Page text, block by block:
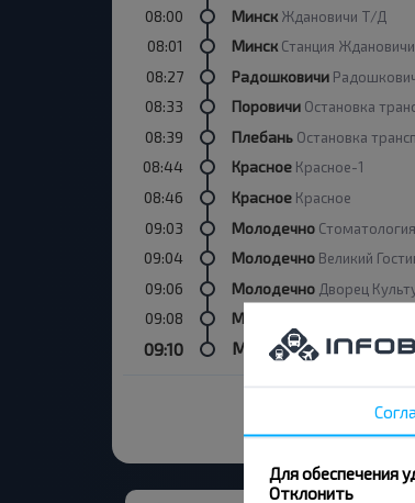
08:00 Минск Ждановичи Т/Д
08:01 Минск Станция Ждановичи
08:27 Радошковичи
08:33 Поровичи Остановка
08:39 Плебань Остановка
08:44 Красное Красное-1
08:46 Красное Красное
09:03 Молодечно Стоматология
09:04 Молодечно Великий
09:06 Молодечно Дворец
09:08 Молодечно
09:10 Молодечно
Для обеспечения
Отклонить